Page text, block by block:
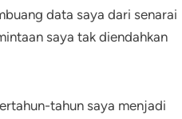
data saya dari senarai
saya tak diendahkan
tahun saya menjadi